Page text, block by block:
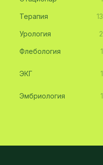
Терапия 13
Урология 2
Флебология 1
ЭКГ 1
Эмбриология 1